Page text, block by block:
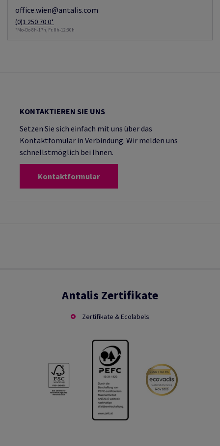
office.wien@antalis.com
(0)1 250 70 0*
*Mo-Do 8h-17h, Fr. 8h-12:30h
KONTAKTIEREN SIE UNS
Setzen Sie sich einfach mit uns über das
Kontaktfomular in Verbindung. Wir melden uns
schnellstmöglich bei Ihnen.
Kontaktformular
Antalis Zertifikate
Zertifikate & Ecolabels